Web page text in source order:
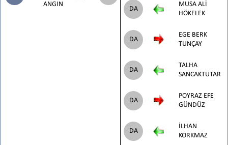
ANGIN
DA
MUSA ALİ
HÖKELEK
DA
EGE BERK
TUNÇAY
DA
TALHA
SANCAKTUTAR
DA
POYRAZ EFE
GÜNDÜZ
DA
İLHAN
KORKMAZ